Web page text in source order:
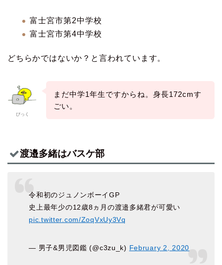
富士宮市第2中学校
富士宮市第4中学校
どちらかではないか？と言われています。
ぴっく
まだ中学1年生ですからね。身長172cmす
ごい。
渡邉多緒はバスケ部
令和初のジュノンボーイGP
史上最年少の12歳8ヵ月の渡邉多緒君が可愛い
pic.twitter.com/ZoqVxUy3Vq
— 男子&男児図鑑 (@c3zu_k) February 2, 2020